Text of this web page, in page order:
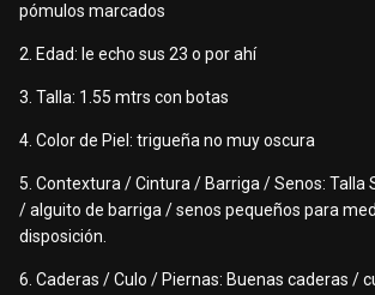
pómulos marcados
2. Edad: le echo sus 23 o por ahí
3. Talla: 1.55 mtrs con botas
4. Color de Piel: trigueña no muy oscura
5. Contextura / Cintura / Barriga / Senos: Talla
/ alguito de barriga / senos pequeños para
disposición.
6. Caderas / Culo / Piernas: Buenas caderas /